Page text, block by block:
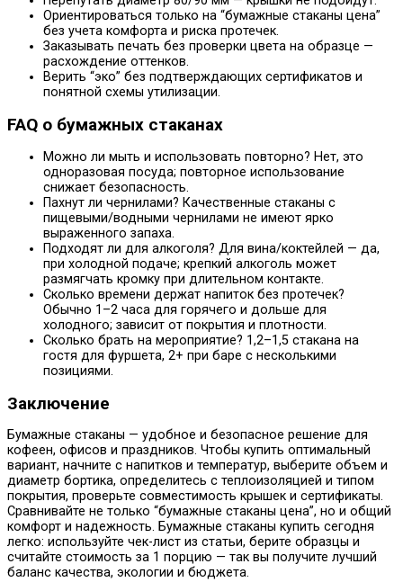
Ориентироваться только на “бумажные стаканы цена”
без учета комфорта и риска протечек.
Заказывать печать без проверки цвета на образце —
расхождение оттенков.
Верить “эко” без подтверждающих сертификатов и
понятной схемы утилизации.
FAQ о бумажных стаканах
Можно ли мыть и использовать повторно? Нет, это
одноразовая посуда; повторное использование
снижает безопасность.
Пахнут ли чернилами? Качественные стаканы с
пищевыми/водными чернилами не имеют ярко
выраженного запаха.
Подходят ли для алкоголя? Для вина/коктейлей — да,
при холодной подаче; крепкий алкоголь может
размягчать кромку при длительном контакте.
Сколько времени держат напиток без протечек?
Обычно 1–2 часа для горячего и дольше для
холодного; зависит от покрытия и плотности.
Сколько брать на мероприятие? 1,2–1,5 стакана на
гостя для фуршета, 2+ при баре с несколькими
позициями.
Заключение
Бумажные стаканы — удобное и безопасное решение для
кофеен, офисов и праздников. Чтобы купить оптимальный
вариант, начните с напитков и температур, выберите объем и
диаметр бортика, определитесь с теплоизоляцией и типом
покрытия, проверьте совместимость крышек и сертификаты.
Сравнивайте не только “бумажные стаканы цена”, но и общий
комфорт и надежность. Бумажные стаканы купить сегодня
легко: используйте чек-лист из статьи, берите образцы и
считайте стоимость за 1 порцию — так вы получите лучший
баланс качества, экологии и бюджета.